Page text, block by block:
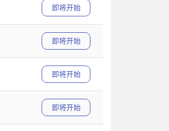
即将开始
即将开始
即将开始
即将开始